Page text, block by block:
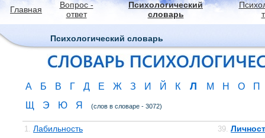
Главная
Вопрос -
ответ
Психологический
словарь
Психологический словарь
А Б В Г Д Е Ж З И Й К Л М Н О
П
Щ
Э Ю Я (слов в словаре - 3072)
1. Лабильность 39.